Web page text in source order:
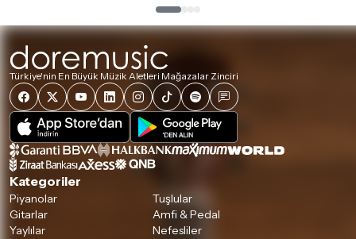
Türkiye'nin En Büyük Müzik Aletleri Mağazalar Zinciri
Kategoriler
Piyanolar
Tuşlular
Gitarlar
Amfi & Pedal
Yaylılar
Nefesliler